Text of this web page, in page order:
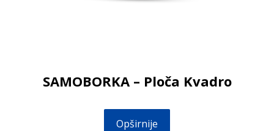
SAMOBORKA – Ploča Kvadro
Opširnije